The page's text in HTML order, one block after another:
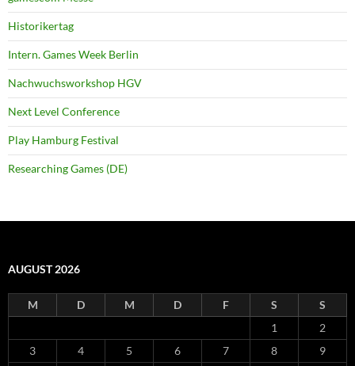
Historikertag
Intern. Games Week Berlin
Nachwuchsworkshop HGV
Next Level Conference
Play Hamburg Festival
Researching Games (DE)
AUGUST 2026
M D M D F S
S
1
2
3
4 5 6 7 8
9